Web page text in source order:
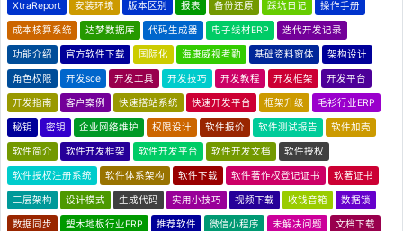
XtraReport 安装环境 版本区别 报表 备份还原 踩坑日记 操作手册
成本核算系统 达梦数据库 代码生成器 电子线材ERP 迭代开发记录
功能介绍 官方软件下载 国际化 海康威视考勤 基础资料窗体 架构设计
角色权限 开发sce 开发工具 开发技巧 开发教程 开发框架 开发平台
开发指南 客户案例 快速搭站系统 快速开发平台 框架升级 毛衫行业ERP
秘钥 密钥 企业网络维护 权限设计 软件报价 软件测试报告 软件加壳
软件简介 软件开发框架 软件开发平台 软件开发文档 软件授权
软件授权注册系统 软件体系架构 软件下载 软件著作权登记证书 软著证书
三层架构 设计模式 生成代码 实用小技巧 视频下载 收钱音箱 数据锁
数据同步 塑木地板行业ERP 推荐软件 微信小程序 未解决问题 文档下载